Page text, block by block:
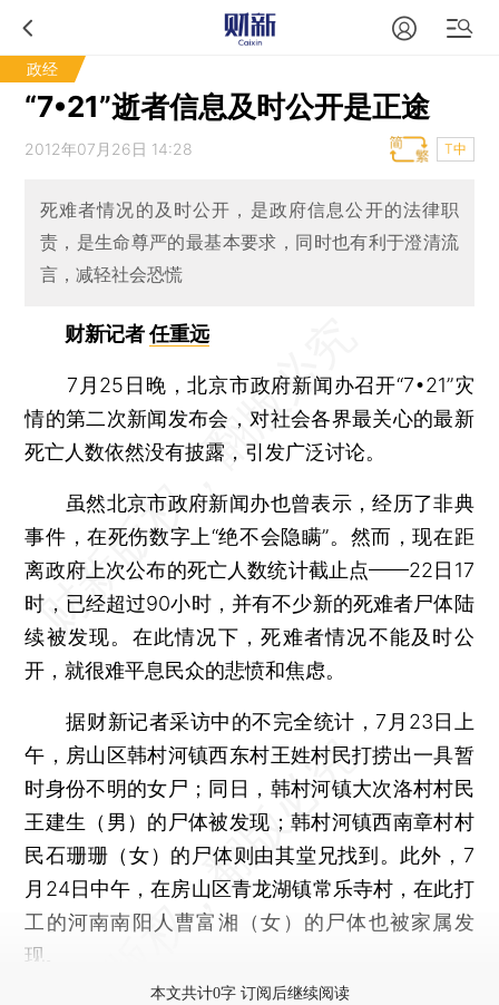
政经
“7•21”逝者信息及时公开是正途
2012年07月26日 14:28 T中
死难者情况的及时公开，是政府信息公开的法律职
责，是生命尊严的最基本要求，同时也有利于澄清流
言，减轻社会恐慌
财新记者任重远
7月25日晚，北京市政府新闻办召开“7•21”灾
情的第二次新闻发布会，对社会各界最关心的最新
死亡人数依然没有披露，引发广泛讨论。
虽然北京市政府新闻办也曾表示，经历了非典
事件，在死伤数字上“绝不会隐瞒”。然而，现在距
离政府上次公布的死亡人数统计截止点——22日17
时，已经超过90小时，并有不少新的死难者尸体陆
续被发现。在此情况下，死难者情况不能及时公
开，就很难平息民众的悲愤和焦虑。
据财新记者采访中的不完全统计，7月23日上
午，房山区韩村河镇西东村王姓村民打捞出一具暂
时身份不明的女尸；同日，韩村河镇大次洛村村民
王建生（男）的尸体被发现；韩村河镇西南章村村
民石珊珊（女）的尸体则由其堂兄找到。此外，7
月24日中午，在房山区青龙湖镇常乐寺村，在此打
工的河南南阳人曹富湘（女）的尸体也被家属发
现。
本文共计0字 订阅后继续阅读